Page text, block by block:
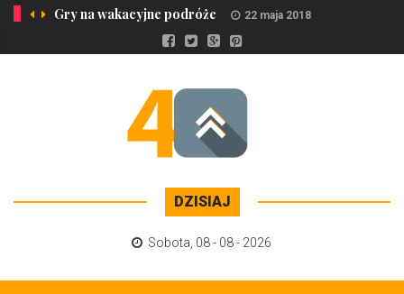
Gry na wakacyjne podróże 22 maja 2018
DZISIAJ
Sobota 08 - 08 - 2026